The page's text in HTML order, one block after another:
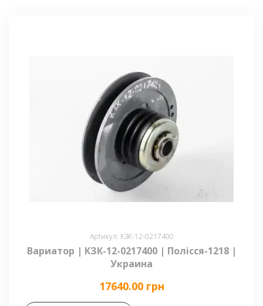
Артикул: КЗК-12-0217400
Вариатор | КЗК-12-0217400 | Полісся-1218 |
Украина
17640.00 грн